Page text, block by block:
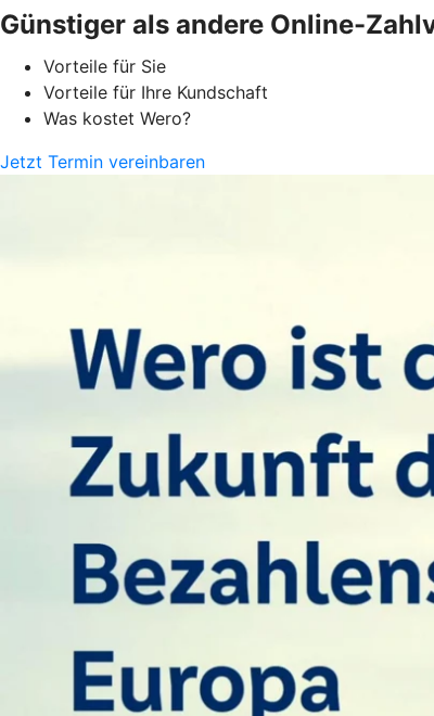
Günstiger als andere Online-
Vorteile für Sie
Vorteile für Ihre Kundschaft
Was kostet Wero?
Jetzt Termin vereinbaren